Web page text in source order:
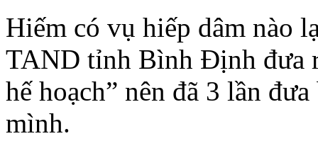
Hiếm có vụ hiếp dâm nào
TAND tỉnh Bình Định đưa
hế hoạch” nên đã 3 lần
mình.